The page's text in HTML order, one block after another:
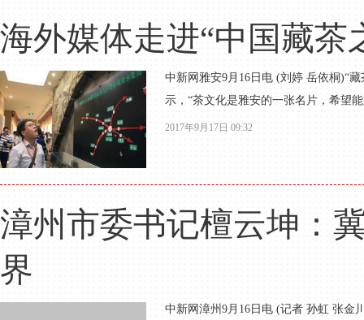
海外媒体走进“中国藏茶
中新网雅安9月16日电 (刘婷 岳依桐)“
示，“茶文化是雅安的一张名片，希望
2017年9月17日 09:32
漳州市委书记檀云坤：
界
中新网漳州9月16日电 (记者 孙虹 张金